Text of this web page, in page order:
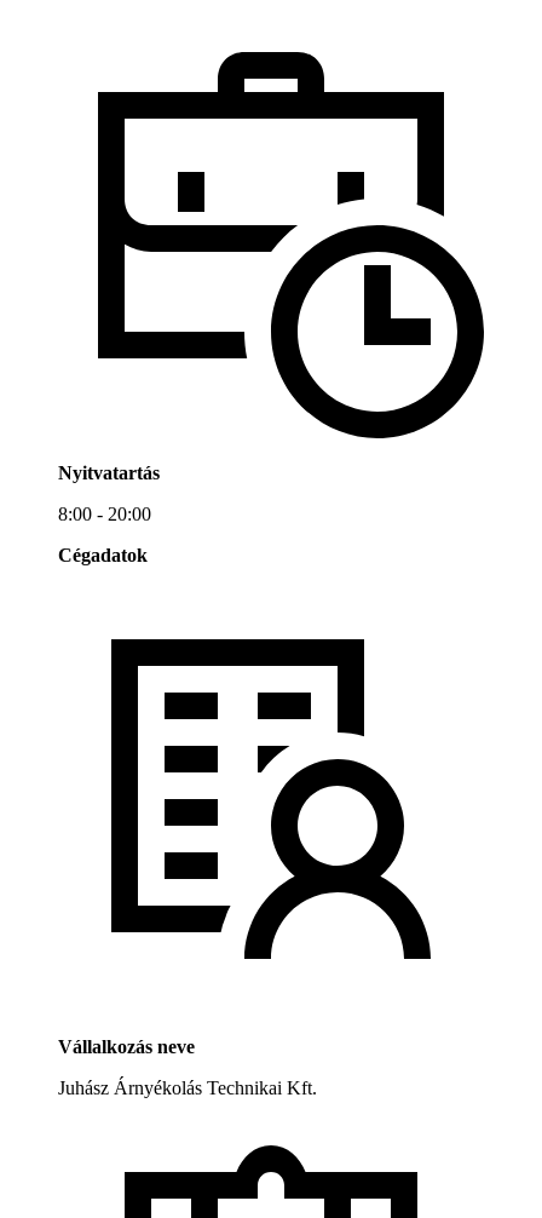
Nyitvatartás
8:00 - 20:00
Cégadatok
Vállalkozás neve
Juhász Árnyékolás Technikai Kft.